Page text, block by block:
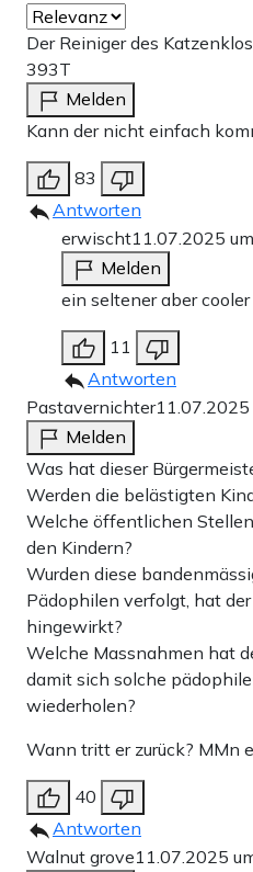
Der Reiniger des Katzenklos
393T
Melden
Kann der nicht einfach
83
Antworten
erwischt11.07.2025
Melden
ein seltener aber
11
Antworten
Pastavernichter
Melden
Was hat dieser
Werden die belästigten
Welche öffentlichen
den Kindern?
Wurden diese
Pädophilen verfolgt, hat
hingewirkt?
Welche Massnahmen hat
damit sich solche
wiederholen?
Wann tritt er zurück? MMn
40
Antworten
Walnut grove11.07.2025